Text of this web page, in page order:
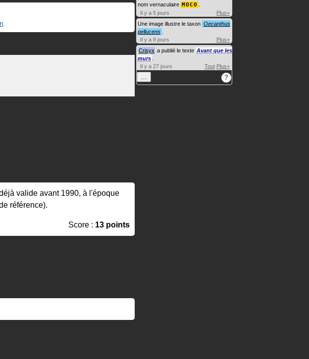
valide avant 1990, à l'époque
référence).
Score : 13 points
nom vernaculaire MOCO
Il y a 5 jours
Plus+
Une image illustre le taxon Oecanthus
pellucens
Il y a 8 jours
Plus+
Crisyx a publié le texte Avant que les
murs
Il y a 27 jours
Tout Plus+
… ?